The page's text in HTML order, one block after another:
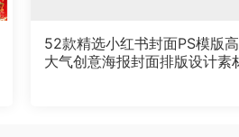
52款精选小红书封面PS模版
大气创意海报封面排版设计素